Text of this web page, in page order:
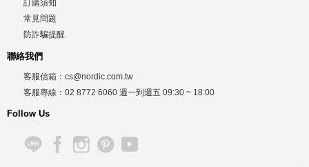
訂購須知
常見問題
防詐騙提醒
聯絡我們
客服信箱： cs@nordic.com.tw
客服專線： 02 8772 6060 週一到週五 09:30 ~ 18:00
Follow Us